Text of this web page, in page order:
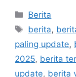
Kategori
Berita
Tag
berita,
paling update,
2025, berita
update, berita